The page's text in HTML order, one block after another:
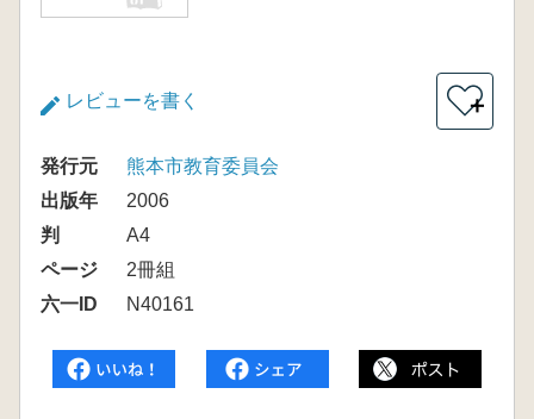
レビューを書く ＋
発行元
熊本市教育委員会
出版年
2006
判
A4
ページ
2冊組
六一ID
N40161